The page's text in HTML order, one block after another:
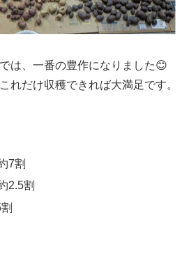
は、一番の豊作になりました😊
れだけ収穫できれば大満足です。
7割
2.5割